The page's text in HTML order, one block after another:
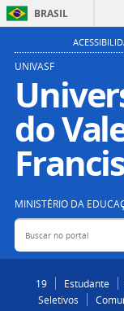
BRASIL
UNIVASF
do
MINISTÉRIO DA
Buscar no portal
19
Estudante
Seletivos